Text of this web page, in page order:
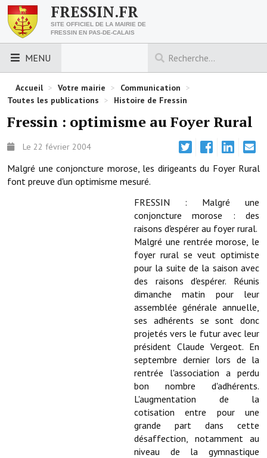
FRESSIN.FR
SITE OFFICIEL DE LA MAIRIE DE
FRESSIN EN PAS-DE-CALAIS
MENU
LES ESSENTIELS
Découvrez Fressin
Urbanisme
Nous contacter
Accueil > Votre mairie > Communication >
Toutes les publications > Histoire de Fressin
Fressin : optimisme au Foyer Rural
Le 22 février 2004
Malgré une conjoncture morose, les dirigeants du Foyer Rural
font preuve d'un optimisme mesuré.
FRESSIN : Malgré une
conjoncture morose : des
raisons d'espérer au foyer rural.
Malgré une rentrée morose, le
foyer rural se veut optimiste
pour la suite de la saison avec
des raisons d'espérer. Réunis
dimanche matin pour leur
assemblée générale annuelle,
ses adhérents se sont donc
projetés vers le futur avec leur
président Claude Vergeot. En
septembre dernier lors de la
rentrée l'association a perdu
bon nombre d'adhérents.
L'augmentation de la
cotisation entre pour une
grande part dans cette
désaffection, notamment au
niveau de la gymnastique